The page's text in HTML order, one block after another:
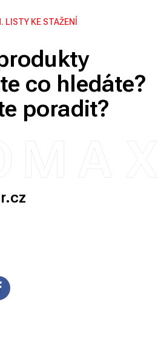
LISTY KE STAŽENÍ
co hledáte?
poradit?